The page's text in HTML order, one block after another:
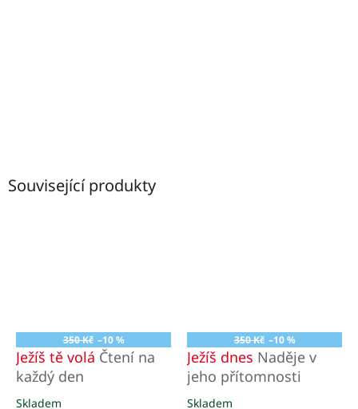
Související produkty
350 Kč –10 %
Ježíš tě volá Čtení na
každý den
Průměrné
Skladem
350 Kč –10 %
Ježíš dnes Naděje v
jeho přítomnosti
Průměrné
Skladem